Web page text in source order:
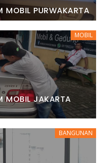
MOBIL PURWAKARTA
MOBIL
MOBIL JAKARTA
BANGUNAN